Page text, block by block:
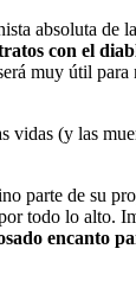
absoluta de
con el
muy útil
(y las
de su
todo lo alto.
encanto